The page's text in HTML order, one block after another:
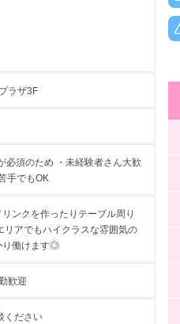
ラザ3F
須のため ・未経験者さん大歓
手でもOK
ンクを作ったりテーブル周り
アでもハイクラスな雰囲気の
り働けます◎
歓迎
ください